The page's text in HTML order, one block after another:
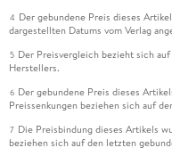
4 Der gebundene Preis dieses
dargestellten Datums vom Verlag
5 Der Preisvergleich bezieht sich
Herstellers.
6 Der gebundene Preis dieses
Preissenkungen beziehen sich auf
7 Die Preisbindung dieses Artikels
beziehen sich auf den letzten